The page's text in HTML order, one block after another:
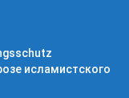
исламистского